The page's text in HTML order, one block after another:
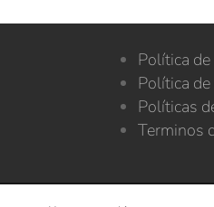
Política
Política
Políticas
Terminos